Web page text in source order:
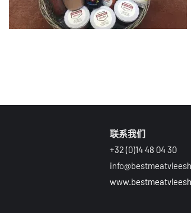
联系我们
+32 (0)14 48 04 30